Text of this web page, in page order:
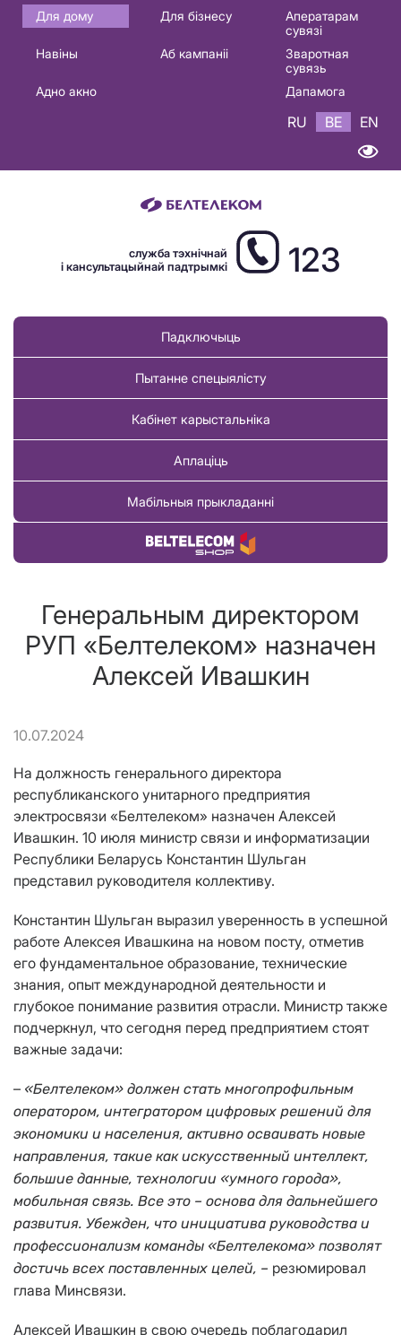
Основная
навигация
Для дому Для бізнесу
Аператарам
сувязі
Навіны
Аб кампаніі
Зваротная
сувязь
Адно акно
Дапамога
RU BE EN
служба тэхнічнай
і кансультацыйнай падтрымкі
123
Падключыць
Пытанне спецыялісту
Кабінет карыстальніка
Аплаціць
Мабільныя прыкладанні
Купіць тавар
Генеральным директором
РУП «Белтелеком» назначен
Алексей Ивашкин
10.07.2024
На должность генерального директора
республиканского унитарного предприятия
электросвязи «Белтелеком» назначен Алексей
Ивашкин. 10 июля министр связи и информатизации
Республики Беларусь Константин Шульган
представил руководителя коллективу.
Константин Шульган выразил уверенность в успешной
работе Алексея Ивашкина на новом посту, отметив
его фундаментальное образование, технические
знания, опыт международной деятельности и
глубокое понимание развития отрасли. Министр также
подчеркнул, что сегодня перед предприятием стоят
важные задачи:
– «Белтелеком» должен стать многопрофильным
оператором, интегратором цифровых решений для
экономики и населения, активно осваивать новые
направления, такие как искусственный интеллект,
большие данные, технологии «умного города»,
мобильная связь. Все это – основа для дальнейшего
развития. Убежден, что инициатива руководства и
профессионализм команды «Белтелекома» позволят
достичь всех поставленных целей, – резюмировал
глава Минсвязи.
Алексей Ивашкин в свою очередь поблагодарил